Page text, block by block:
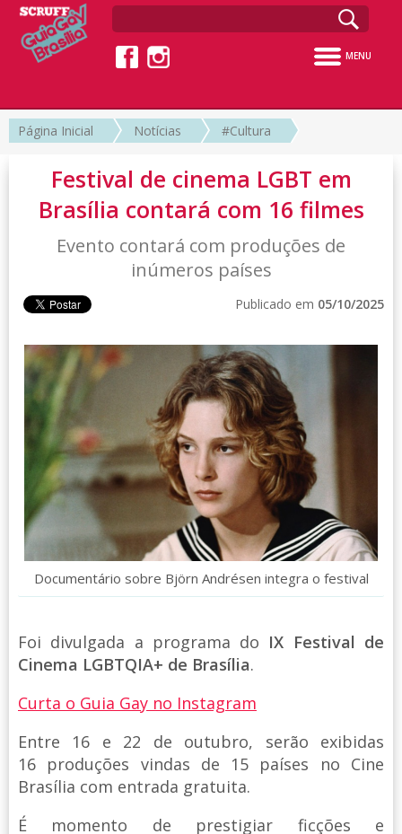
MENU
Página Inicial Notícias #Cultura
Festival de cinema LGBT em
Brasília contará com 16 filmes
Evento contará com produções de
inúmeros países
Publicado em 05/10/2025
Documentário sobre Björn Andrésen integra o festival
Foi divulgada a programa do IX Festival de
Cinema LGBTQIA+ de Brasília.
Curta o Guia Gay no Instagram
Entre 16 e 22 de outubro, serão exibidas
16 produções vindas de 15 países no Cine
Brasília com entrada gratuita.
É momento de prestigiar ficções e